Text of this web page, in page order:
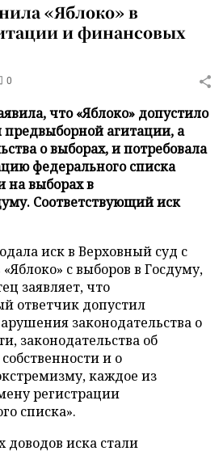
«Яблоко» в
и финансовых
0
что «Яблоко» допустило
агитации, а
о выборах, и потребовала
федерального списка
на выборах в
Соответствующий иск
иск в Верховный суд с
с выборов в Госдуму,
заявляет, что
ответчик допустил
законодательства о
законодательства об
и о
каждое из
регистрации
списка».
иска стали